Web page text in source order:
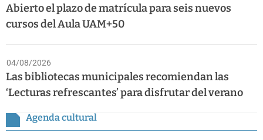
Abierto el plazo de matrícula para seis nuevos
cursos del Aula UAM+50
04/08/2026
Las bibliotecas municipales recomiendan las
‘Lecturas refrescantes’ para disfrutar del verano
Agenda cultural